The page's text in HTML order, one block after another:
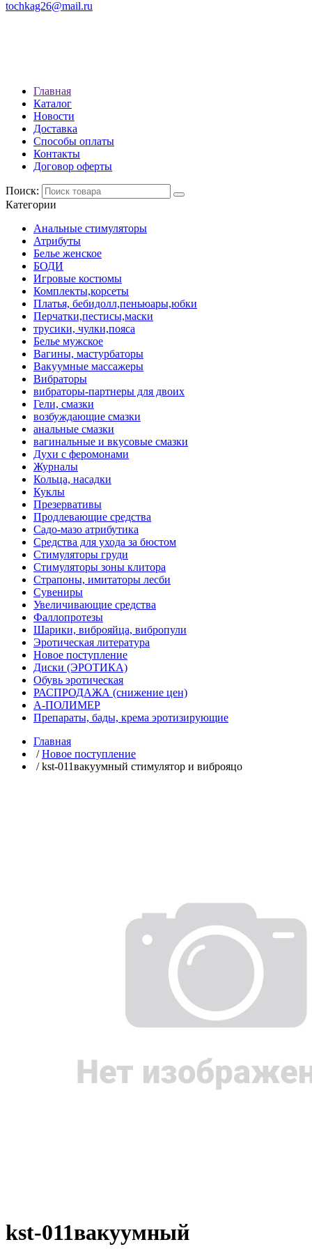
tochkag26@mail.ru
Главная
Каталог
Новости
Доставка
Способы оплаты
Контакты
Договор оферты
Поиск:
Категории
Анальные стимуляторы
Атрибуты
Белье женское
БОДИ
Игровые костюмы
Комплекты,корсеты
Платья, бебидолл,пеньюары,юбки
Перчатки,пестисы,маски
трусики, чулки,пояса
Белье мужское
Вагины, мастурбаторы
Вакуумные массажеры
Вибраторы
вибраторы-партнеры для двоих
Гели, смазки
возбуждающие смазки
анальные смазки
вагинальные и вкусовые смазки
Духи с феромонами
Журналы
Кольца, насадки
Куклы
Презервативы
Продлевающие средства
Садо-мазо атрибутика
Средства для ухода за бюстом
Стимуляторы груди
Стимуляторы зоны клитора
Страпоны, имитаторы лесби
Сувениры
Увеличивающие средства
Фаллопротезы
Шарики, виброяйца, вибропули
Эротическая литература
Новое поступление
Диски (ЭРОТИКА)
Обувь эротическая
РАСПРОДАЖА (снижение цен)
А-ПОЛИМЕР
Препараты, бады, крема эротизирующие
Главная
/Новое поступление
/ kst-011вакуумный стимулятор и виброяцо
kst-011вакуумный